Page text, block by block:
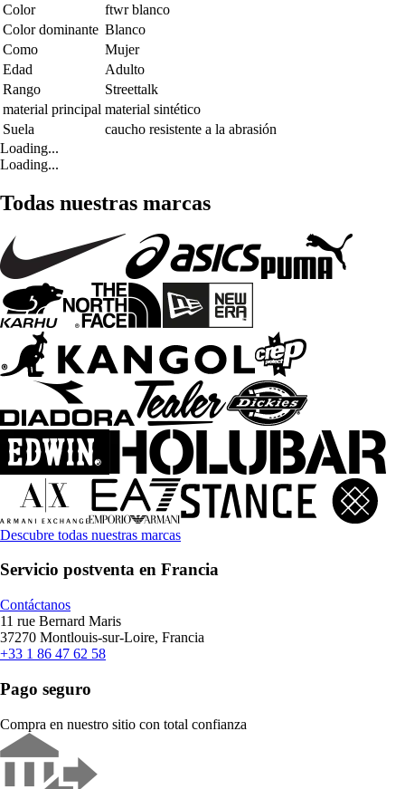
Color
ftwr blanco
Color dominante Blanco
Como
Mujer
Edad
Adulto
Rango
Streettalk
material principal material sintético
Suela
caucho resistente a la abrasión
Loading...
Loading...
Todas nuestras marcas
Descubre todas nuestras marcas
Servicio postventa en Francia
Contáctanos
11 rue Bernard Maris
37270 Montlouis-sur-Loire, Francia
+33 1 86 47 62 58
Pago seguro
Compra en nuestro sitio con total confianza